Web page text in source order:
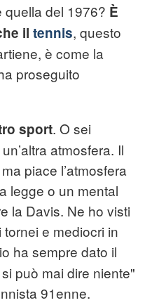
quella del 1976? È
il tennis, questo
è come la
proseguito
sport. O sei
atmosfera. Il
piace l’atmosfera
legge o un mental
la Davis. Ne ho visti
e mediocri in
ha sempre dato il
può mai dire niente"
91enne.